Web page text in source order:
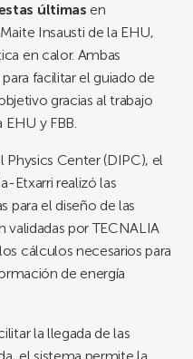
últimas en
Insausti de la EHU,
en calor. Ambas
facilitar el guiado de
gracias al trabajo
y FBB.
Center (DIPC), el
Etxarri realizó las
para el diseño de las
validadas por TECNALIA
cálculos necesarios para
de energía
la llegada de las